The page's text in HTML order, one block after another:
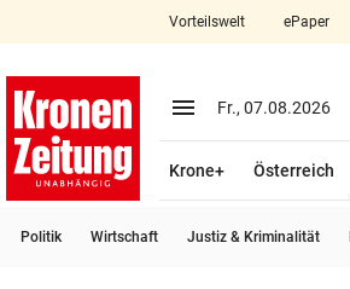
account_circle Anmelden
Vorteilswelt ePaper
menu Menü aufklappen
Fr., 07.08.2026
Krone+ Österreich
Politik Wirtschaft Justiz & Kriminalität